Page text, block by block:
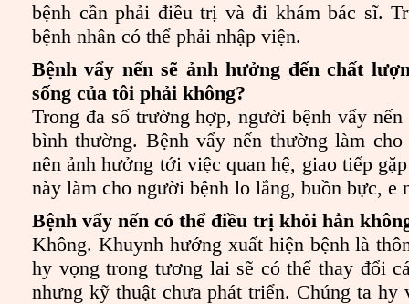
bệnh cần phải điều trị và đi khám bác sĩ.
bệnh nhân có thể phải nhập viện.
Bệnh vẩy nến sẽ ảnh hưởng đến chất
sống của tôi phải không?
Trong đa số trường hợp, người bệnh vẩy
bình thường. Bệnh vẩy nến thường làm
nên ảnh hưởng tới việc quan hệ, giao tiếp
này làm cho người bệnh lo lắng, buồn bực, e
Bệnh vẩy nến có thể điều trị khỏi hẳn
Không. Khuynh hướng xuất hiện bệnh là
hy vọng trong tương lai sẽ có thể thay đổi
nhưng kỹ thuật chưa phát triển. Chúng ta hy